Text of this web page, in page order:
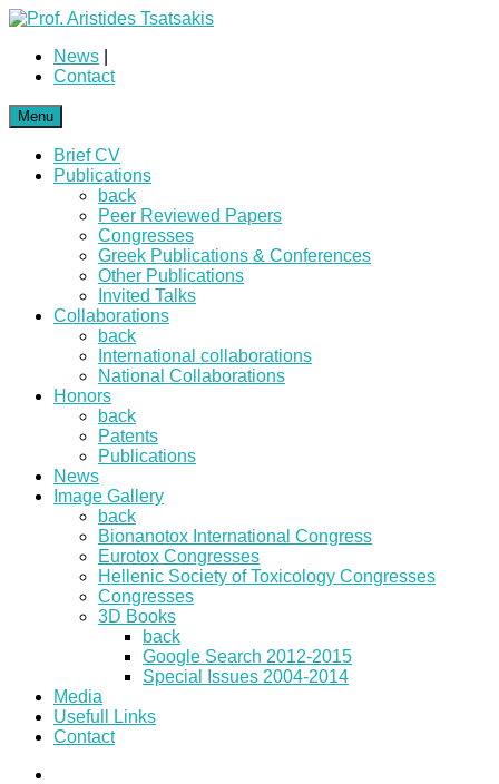
News
Contact
Menu
Brief CV
Publications
back
Peer Reviewed Papers
Congresses
Greek Publications & Conferences
Other Publications
Invited Talks
Collaborations
back
International collaborations
National Collaborations
Honors
back
Patents
Publications
News
Image Gallery
back
Bionanotox International Congress
Eurotox Congresses
Hellenic Society of Toxicology Congresses
Congresses
3D Books
back
Google Search 2012-2015
Special Issues 2004-2014
Media
Usefull Links
Contact